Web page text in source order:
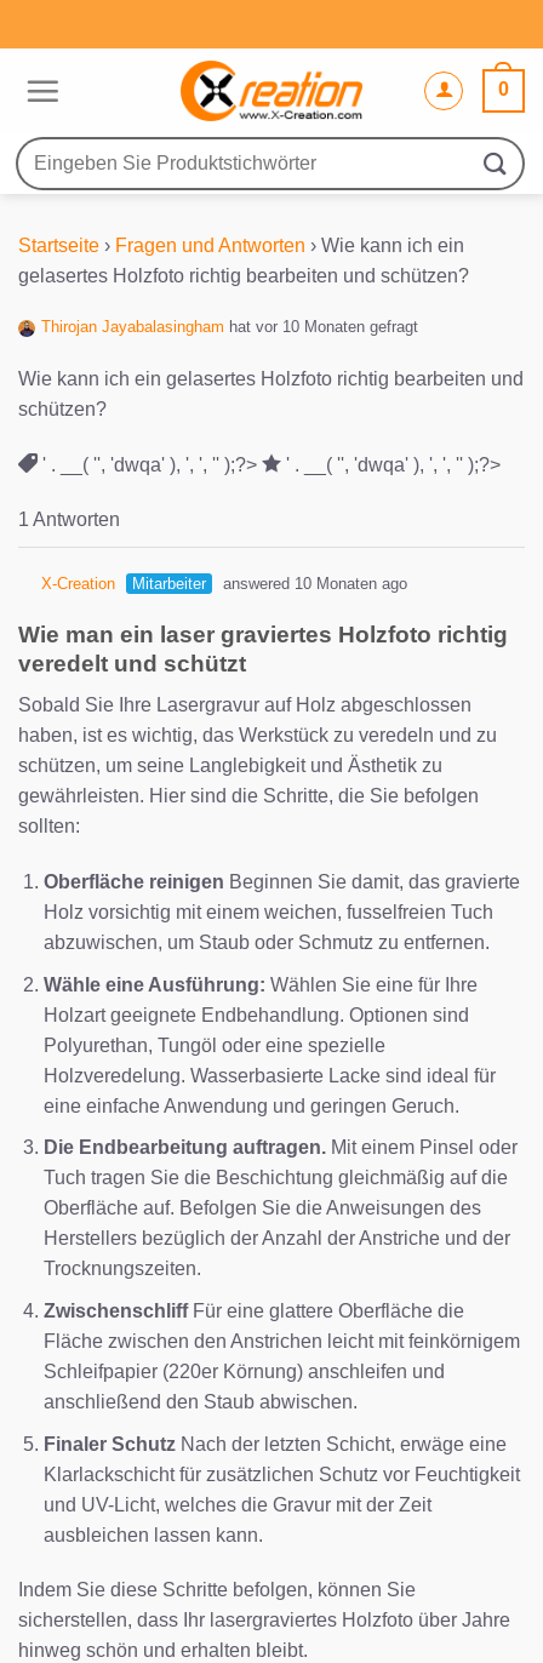
Inhalt
0
Suche
nach:
Startseite › Fragen und Antworten › Wie kann ich ein
gelasertes Holzfoto richtig bearbeiten und schützen?
Thirojan Jayabalasingham hat vor 10 Monaten gefragt
Wie kann ich ein gelasertes Holzfoto richtig bearbeiten und
schützen?
' . __( '', 'dwqa' ), ', ', '' );?> ' . __( '', 'dwqa' ), ', ', '' );?>
1 Antworten
X-Creation Mitarbeiter answered 10 Monaten ago
Wie man ein laser graviertes Holzfoto richtig
veredelt und schützt
Sobald Sie Ihre Lasergravur auf Holz abgeschlossen
haben, ist es wichtig, das Werkstück zu veredeln und zu
schützen, um seine Langlebigkeit und Ästhetik zu
gewährleisten. Hier sind die Schritte, die Sie befolgen
sollten:
Oberfläche reinigen Beginnen Sie damit, das gravierte
Holz vorsichtig mit einem weichen, fusselfreien Tuch
abzuwischen, um Staub oder Schmutz zu entfernen.
Wähle eine Ausführung: Wählen Sie eine für Ihre
Holzart geeignete Endbehandlung. Optionen sind
Polyurethan, Tungöl oder eine spezielle
Holzveredelung. Wasserbasierte Lacke sind ideal für
eine einfache Anwendung und geringen Geruch.
Die Endbearbeitung auftragen.Mit einem Pinsel oder
Tuch tragen Sie die Beschichtung gleichmäßig auf die
Oberfläche auf. Befolgen Sie die Anweisungen des
Herstellers bezüglich der Anzahl der Anstriche und der
Trocknungszeiten.
ZwischenschliffFür eine glattere Oberfläche die
Fläche zwischen den Anstrichen leicht mit feinkörnigem
Schleifpapier (220er Körnung) anschleifen und
anschließend den Staub abwischen.
Finaler SchutzNach der letzten Schicht, erwäge eine
Klarlackschicht für zusätzlichen Schutz vor Feuchtigkeit
und UV-Licht, welches die Gravur mit der Zeit
ausbleichen lassen kann.
Indem Sie diese Schritte befolgen, können Sie
sicherstellen, dass Ihr lasergraviertes Holzfoto über Jahre
hinweg schön und erhalten bleibt.